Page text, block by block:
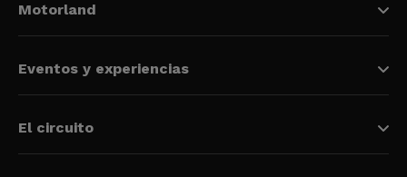
Motorland
Eventos y experiencias
El circuito